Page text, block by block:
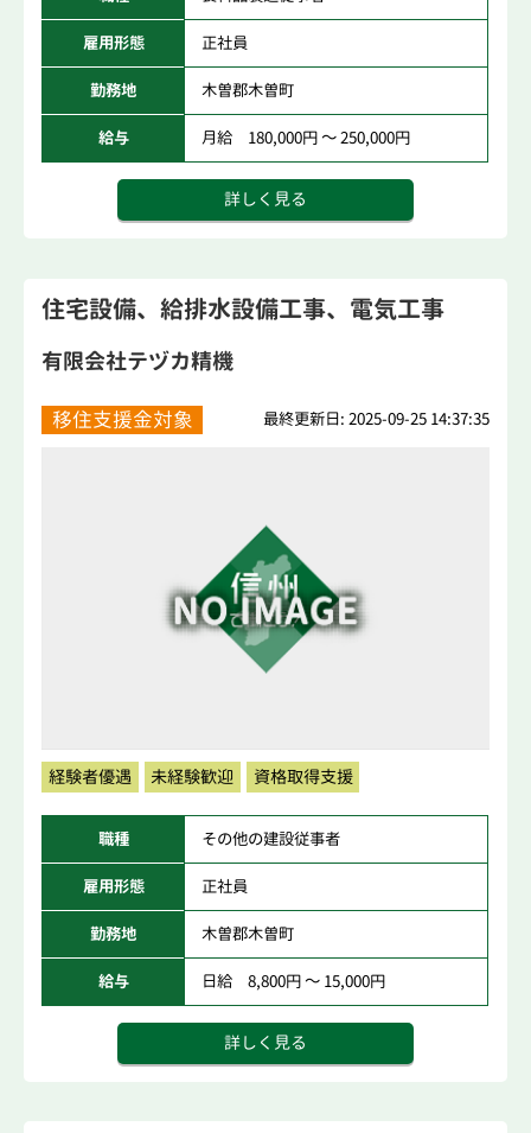
雇用形態 正社員
勤務地 木曽郡木曽町
給与 月給 180,000円 ～ 250,000円
詳しく見る
住宅設備、給排水設備工事、電気工事
有限会社テヅカ精機
移住支援金対象 最終更新日: 2025-09-25 14:37:35
経験者優遇 未経験歓迎 資格取得支援
職種 その他の建設従事者
雇用形態 正社員
勤務地 木曽郡木曽町
給与 日給 8,800円 ～ 15,000円
詳しく見る